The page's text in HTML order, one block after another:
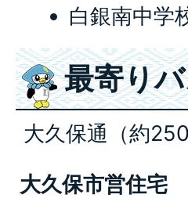
白銀南中学
最寄り
大久保通（約
大久保市営住宅